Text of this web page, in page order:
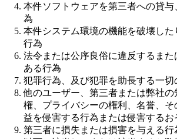
本件ソフトウェアを第三者への貸
為
本件システム環境の機能を破壊した
行為
法令または公序良俗に違反するま
ある行為
犯罪行為、及び犯罪を助長する一切
他のユーザー、第三者または弊社の
権、プライバシーの権利、名誉、そ
益を侵害する行為または侵害するお
第三者に損失または損害を与える行